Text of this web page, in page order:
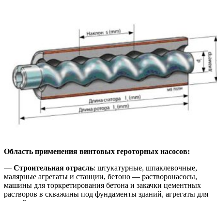
Область применения винтовых героторных насосов:
— Строительная отрасль: штукатурные, шпаклевочные,
малярные агрегаты и станции, бетоно — растворонасосы,
машины для торкретирования бетона и закачки цементных
растворов в скважины под фундаменты зданий, агрегаты для